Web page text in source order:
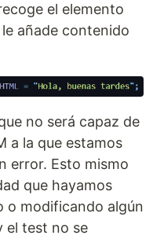
el elemento
añade contenido
no será capaz de
a la que estamos
error. Esto mismo
que hayamos
o modificando algún
el test no se